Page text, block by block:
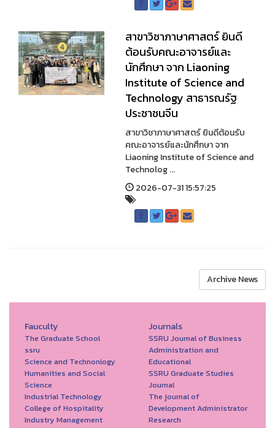
สาขาวิชาภาษาศาสตร์ ยินดี
ต้อนรับคณะอาจารย์และ
นักศึกษา จาก Liaoning
Institute of Science and
Technology สาธารณรัฐ
ประชาชนจีน
สาขาวิชาภาษาศาสตร์ ยินดีต้อนรับ
คณะอาจารย์และนักศึกษา จาก
Liaoning Institute of Science and
Technolog ...
2026-07-31 15:57:25
Archive News
Fauculty
The Graduate School
ssru
Science and Technonlogy
Humanities and Social
Science
Industrial Technology
College of Hospitality
Industry Management
Journals
SSRU Journal of Business
Administration and
Educational
SSRU Graduate Studies
Journal
The journal of
Development Administrator
Research